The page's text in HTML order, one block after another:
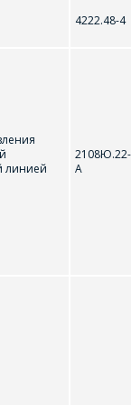
4222.48-4
линией
2108Ю.22-
А